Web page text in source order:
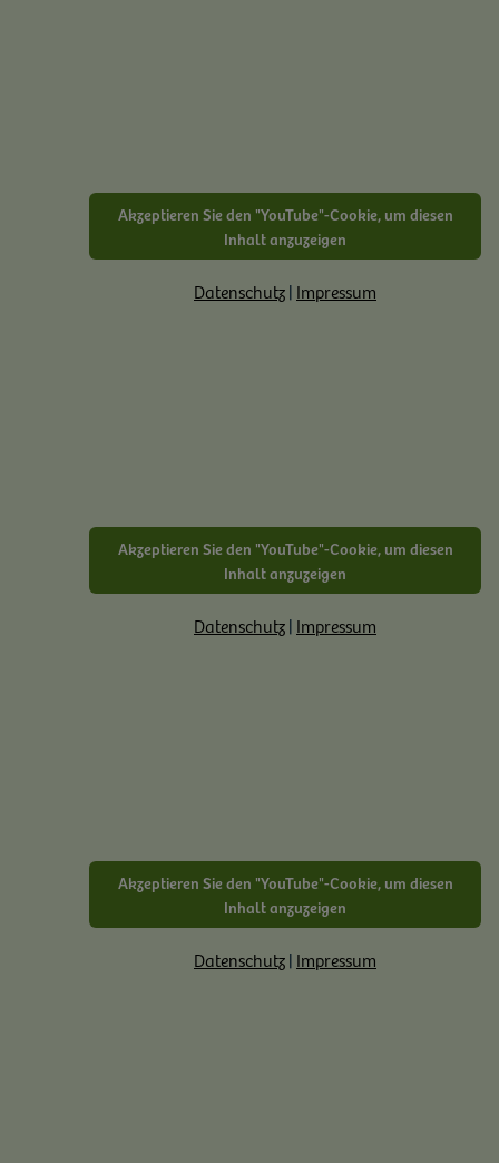
Akzeptieren Sie den "YouTube"-Cookie, um diesen
Inhalt anzuzeigen
Datenschutz| Impressum
Akzeptieren Sie den "YouTube"-Cookie, um diesen
Inhalt anzuzeigen
Datenschutz| Impressum
Akzeptieren Sie den "YouTube"-Cookie, um diesen
Inhalt anzuzeigen
Datenschutz| Impressum